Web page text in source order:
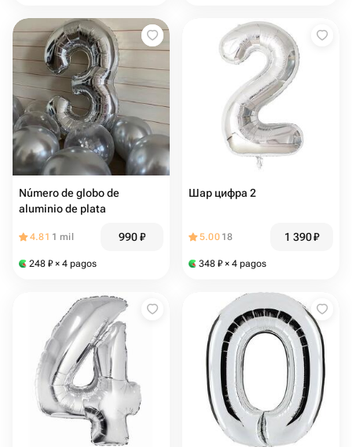
Número de globo de
aluminio de plata
4.81 1 mil 990₽
248 ₽ × 4 pagos
Шар цифра 2
5.00 18 1 390₽
348 ₽ × 4 pagos